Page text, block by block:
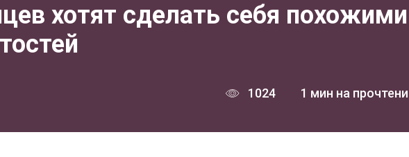
хотят сделать себя похожими
1024 1 мин на